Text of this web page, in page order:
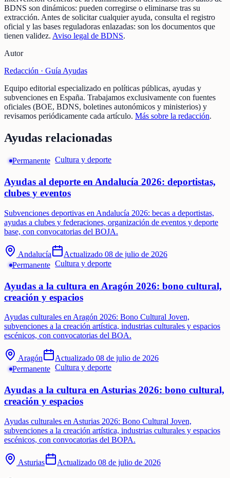
BDNS son dinámicos: pueden corregirse o eliminarse tras su
extracción. Antes de solicitar cualquier ayuda, consulta el registro
oficial y las bases reguladoras enlazadas: son los documentos que
tienen validez. Aviso legal de BDNS.
Autor
Redacción · Guía Ayudas
Equipo editorial especializado en políticas públicas, ayudas y
subvenciones en España. Trabajamos exclusivamente con fuentes
oficiales (BOE, BDNS, boletines autonómicos y ministerios) y
revisamos periódicamente cada artículo. Más sobre la redacción.
Ayudas relacionadas
Permanente Cultura y deporte
Ayudas al deporte en Andalucía 2026: deportistas,
clubes y eventos
Subvenciones deportivas en Andalucía 2026: becas a deportistas,
ayudas a clubes y federaciones, organización de eventos y deporte
base, con convocatorias del BOJA.
Andalucía Actualizado 08 de julio de 2026
Permanente Cultura y deporte
Ayudas a la cultura en Aragón 2026: bono cultural,
creación y espacios
Ayudas culturales en Aragón 2026: Bono Cultural Joven,
subvenciones a la creación artística, industrias culturales y espacios
escénicos, con convocatorias del BOA.
Aragón Actualizado 08 de julio de 2026
Permanente Cultura y deporte
Ayudas a la cultura en Asturias 2026: bono cultural,
creación y espacios
Ayudas culturales en Asturias 2026: Bono Cultural Joven,
subvenciones a la creación artística, industrias culturales y espacios
escénicos, con convocatorias del BOPA.
Asturias Actualizado 08 de julio de 2026